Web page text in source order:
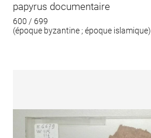
papyrus documentaire
600 / 699
(époque byzantine ; époque islamique)